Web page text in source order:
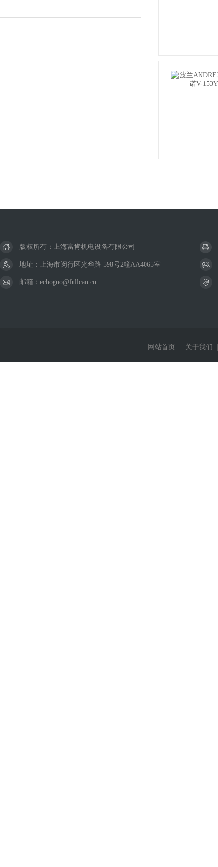
版权所有：上海富肯机电设备有限公司
地址：上海市闵行区光华路 598号2幢AA4065室
邮箱：echoguo@fullcan.cn
网站首页 关于我们